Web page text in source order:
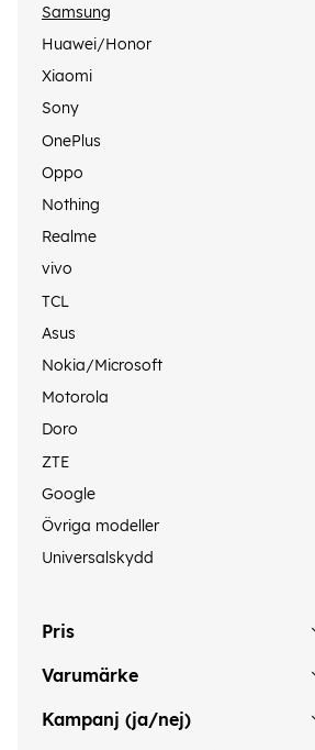
Samsung
Huawei/Honor
Xiaomi
Sony
OnePlus
Oppo
Nothing
Realme
vivo
TCL
Asus
Nokia/Microsoft
Motorola
Doro
ZTE
Google
Övriga modeller
Universalskydd
Pris
Varumärke
Kampanj (ja/nej)